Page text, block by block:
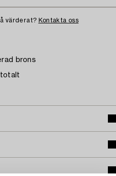
värderat? Kontakta oss
brons
totalt